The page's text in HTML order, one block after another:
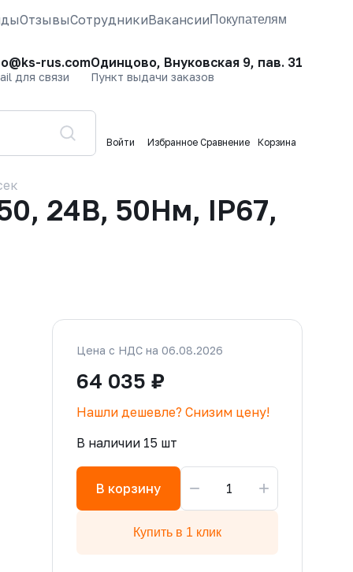
ОтзывыСотрудникиВакансииПокупателям
rus.com
для связи
Одинцово, Внуковская 9, пав. 31
Пункт выдачи заказов
Войти Избранное Сравнение Корзина
24В, 50Нм, IP67,
Цена с НДС на 06.08.2026
64 035 ₽
Нашли дешевле? Снизим цену!
В наличии 15 шт
В корзину − +
Купить в 1 клик